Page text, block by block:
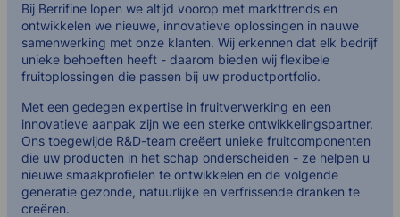
Bij Berrifine lopen we altijd voorop met markttrends en
ontwikkelen we nieuwe, innovatieve oplossingen in nauwe
samenwerking met onze klanten. Wij erkennen dat elk bedrijf
unieke behoeften heeft - daarom bieden wij flexibele
fruitoplossingen die passen bij uw productportfolio.
Met een gedegen expertise in fruitverwerking en een
innovatieve aanpak zijn we een sterke ontwikkelingspartner.
Ons toegewijde R&D-team creëert unieke fruitcomponenten
die uw producten in het schap onderscheiden - ze helpen u
nieuwe smaakprofielen te ontwikkelen en de volgende
generatie gezonde, natuurlijke en verfrissende dranken te
creëren.